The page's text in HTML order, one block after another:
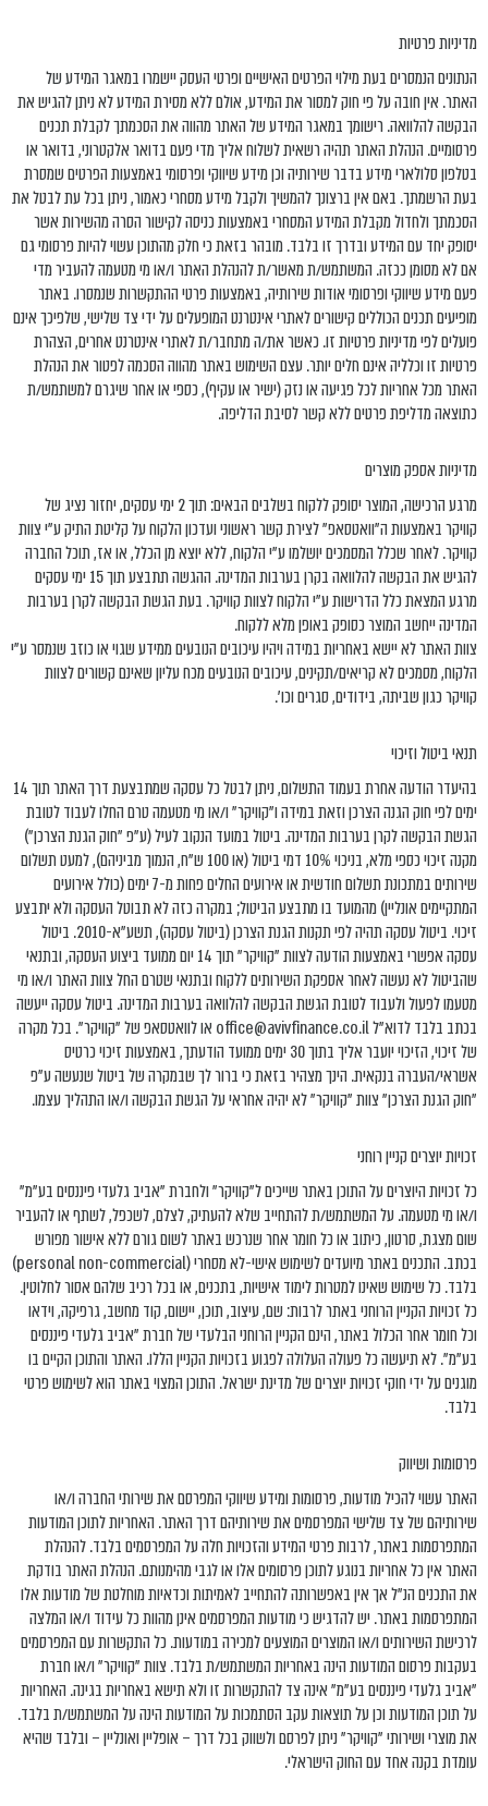
מדיניות פרטיות
הנתונים הנמסרים בעת מילוי הפרטים האישיים ופרטי העסק יישמרו במאגר המידע של
האתר. אין חובה על פי חוק למסור את המידע, אולם ללא מסירת המידע לא ניתן להגיש את
הבקשה להלוואה. רישומך במאגר המידע של האתר מהווה את הסכמתך לקבלת תכנים
פרסומיים. הנהלת האתר תהיה רשאית לשלוח אליך מדי פעם בדואר אלקטרוני, בדואר או
בטלפון סלולארי מידע בדבר שירותיה וכן מידע שיווקי ופרסומי באמצעות הפרטים שמסרת
בעת הרשמתך. באם אין ברצונך להמשיך ולקבל מידע מסחרי כאמור, ניתן בכל עת לבטל את
הסכמתך ולחדול מקבלת המידע המסחרי באמצעות כניסה לקישור הסרה מהשירות אשר
יסופק יחד עם המידע ובדרך זו בלבד. מובהר בזאת כי חלק מהתוכן עשוי להיות פרסומי גם
אם לא מסומן ככזה. המשתמש/ת מאשר/ת להנהלת האתר ו/או מי מטעמה להעביר מדי
פעם מידע שיווקי ופרסומי אודות שירותיה, באמצעות פרטי ההתקשרות שנמסרו. באתר
מופיעים תכנים הכוללים קישורים לאתרי אינטרנט המופעלים על ידי צד שלישי, שלפיכך אינם
פועלים לפי מדיניות פרטיות זו. כאשר את/ה מתחבר/ת לאתרי אינטרנט אחרים, הצהרת
פרטיות זו וכלליה אינם חלים יותר. עצם השימוש באתר מהווה הסכמה לפטור את הנהלת
האתר מכל אחריות לכל פגיעה או נזק (ישיר או עקיף), כספי או אחר שיגרם למשתמש/ת
כתוצאה מדליפת פרטים ללא קשר לסיבת הדליפה.
מדיניות אספק מוצרים
מרגע הרכישה, המוצר יסופק ללקוח בשלבים הבאים: תוך 2 ימי עסקים, יחזור נציג של
קוויקר באמצעות ה"וואטסאפ" לצירת קשר ראשוני ועדכון הלקוח על קליטת התיק ע"י צוות
קוויקר. לאחר שכלל המסמכים יושלמו ע"י הלקוח, ללא יוצא מן הכלל, או אז, תוכל החברה
להגיש את הבקשה להלוואה בקרן בערבות המדינה. ההגשה תתבצע תוך 15 ימי עסקים
מרגע המצאת כלל הדרישות ע"י הלקוח לצוות קוויקר. בעת הגשת הבקשה לקרן בערבות
המדינה ייחשב המוצר כסופק באופן מלא ללקוח.
צוות האתר לא יישא באחריות במידה ויהיו עיכובים הנובעים ממידע שגוי או כוזב שנמסר ע"י
הלקוח, מסמכים לא קריאים/תקינים, עיכובים הנובעים מכח עליון שאינם קשורים לצוות
קוויקר כגון שביתה, בידודים, סגרים וכו'.
תנאי ביטול וזיכוי
בהיעדר הודעה אחרת בעמוד התשלום, ניתן לבטל כל עסקה שמתבצעת דרך האתר תוך 14
ימים לפי חוק הגנה הצרכן וזאת במידה ו"קוויקר" ו/או מי מטעמה טרם החלו לעבוד לטובת
הגשת הבקשה לקרן בערבות המדינה. ביטול במועד הנקוב לעיל (ע"פ "חוק הגנת הצרכן")
מקנה זיכוי כספי מלא, בניכוי 10% דמי ביטול (או 100 ש”ח, הנמוך מביניהם), למעט תשלום
שירותים במתכונת תשלום חודשית או אירועים החלים פחות מ-7 ימים (כולל אירועים
המתקיימים אונליין) מהמועד בו מתבצע הביטול; במקרה כזה לא תבוטל העסקה ולא יתבצע
זיכוי. ביטול עסקה תהיה לפי תקנות הגנת הצרכן (ביטול עסקה), תשע”א-2010. ביטול
עסקה אפשרי באמצעות הודעה לצוות "קוויקר" תוך 14 יום ממועד ביצוע העסקה, ובתנאי
שהביטול לא נעשה לאחר אספקת השירותים ללקוח ובתנאי שטרם החל צוות האתר ו/או מי
מטעמו לפעול ולעבוד לטובת הגשת הבקשה להלוואה בערבות המדינה. ביטול עסקה ייעשה
בכתב בלבד לדוא”ל office@avivfinance.co.il או לוואטסאפ של "קוויקר". בכל מקרה
של זיכוי, הזיכוי יועבר אליך בתוך 30 ימים ממועד הודעתך, באמצעות זיכוי כרטיס
אשראי/העברה בנקאית. הינך מצהיר בזאת כי ברור לך שבמקרה של ביטול שנעשה ע"פ
"חוק הגנת הצרכן" צוות "קוויקר" לא יהיה אחראי על הגשת הבקשה ו/או התהליך עצמו.
זכויות יוצרים קניין רוחני
כל זכויות היוצרים על התוכן באתר שייכים ל"קוויקר" ולחברת "אביב גלעדי פיננסים בע"מ"
ו/או מי מטעמה. על המשתמש/ת להתחייב שלא להעתיק, לצלם, לשכפל, לשתף או להעביר
שום מצגת, סרטון, כיתוב או כל חומר אחר שנרכש באתר לשום גורם ללא אישור מפורש
בכתב. התכנים באתר מיועדים לשימוש אישי-לא מסחרי (personal non-commercial)
בלבד. כל שימוש שאינו למטרות לימוד אישיות, בתכנים, או בכל רכיב שלהם אסור לחלוטין.
כל זכויות הקניין הרוחני באתר לרבות: שם, עיצוב, תוכן, יישום, קוד מחשב, גרפיקה, וידאו
וכל חומר אחר הכלול באתר, הינם הקניין הרוחני הבלעדי של חברת "אביב גלעדי פיננסים
בע"מ". לא תיעשה כל פעולה העלולה לפגוע בזכויות הקניין הללו. האתר והתוכן הקיים בו
מוגנים על ידי חוקי זכויות יוצרים של מדינת ישראל. התוכן המצוי באתר הוא לשימוש פרטי
בלבד.
פרסומות ושיווק
האתר עשוי להכיל מודעות, פרסומות ומידע שיווקי המפרסם את שירותי החברה ו/או
שירותיהם של צד שלישי המפרסמים את שירותיהם דרך האתר. האחריות לתוכן המודעות
המתפרסמות באתר, לרבות פרטי המידע והזכויות חלה על המפרסמים בלבד. להנהלת
האתר אין כל אחריות בנוגע לתוכן פרסומים אלו או לגבי מהימנותם. הנהלת האתר בודקת
את התכנים הנ”ל אך אין באפשרותה להתחייב לאמיתות וכדאיות מוחלטת של מודעות אלו
המתפרסמות באתר. יש להדגיש כי מודעות המפרסמים אינן מהוות כל עידוד ו/או המלצה
לרכישת השירותים ו/או המוצרים המוצעים למכירה במודעות. כל התקשרות עם המפרסמים
בעקבות פרסום המודעות הינה באחריות המשתמש/ת בלבד. צוות "קוויקר" ו/או חברת
"אביב גלעדי פיננסים בע"מ" אינה צד להתקשרות זו ולא תישא באחריות בגינה. האחריות
על תוכן המודעות וכן על תוצאות עקב הסתמכות על המודעות הינה על המשתמש/ת בלבד.
את מוצרי ושירותי "קוויקר" ניתן לפרסם ולשווק בכל דרך – אופליין ואונליין – ובלבד שהיא
עומדת בקנה אחד עם החוק הישראלי.